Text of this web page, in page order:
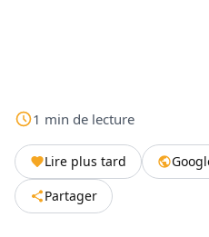
1 min de lecture
Lire plus tard
Partager